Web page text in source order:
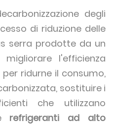
degli
di riduzione delle
serra prodotte da un
l'efficienza
ridurne il consumo,
sostituire i
che utilizzano
refrigeranti ad alto